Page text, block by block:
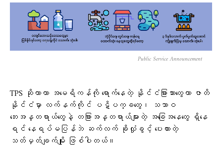
Public Service Announcement
TPS ဆိုတာဟာ အမေရိကန်ကို ရောက်နေတဲ့ နိုင်ငံခြားသားတွေဟာ ဇာတိ
နိုင်ငံမှာ လက်နက်ကိုင် ပဋိပက္ခတွေ၊ သဘာဝ
ဘေးအန္တရာယ်တွေနဲ့ တခြားအန္တရာယ်များတဲ့ အခြေအနေတွေ ရှိနေ
ရင် နေရပ်မပြန်ဘဲ ဆက်လက် ခိုလှုံခွင့် ပေးထားတဲ့
သတ်မှတ်ချက်မျိုး ဖြစ်ပါတယ်။